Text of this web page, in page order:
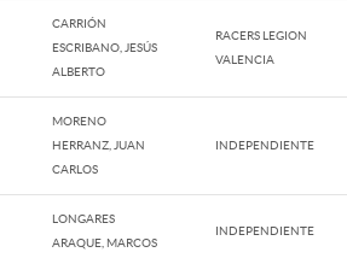
CARRIÓN
ESCRIBANO, JESÚS
ALBERTO
RACERS LEGION
VALENCIA
MORENO
HERRANZ, JUAN
CARLOS
INDEPENDIENTE
LONGARES
ARAQUE, MARCOS
INDEPENDIENTE